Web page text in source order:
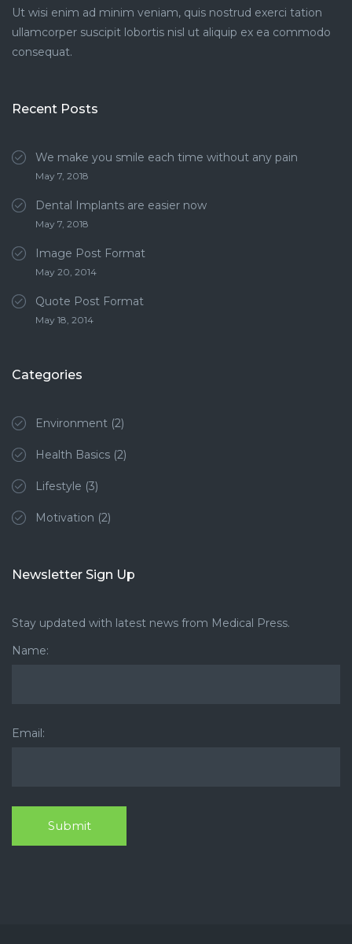
Ut wisi enim ad minim veniam, quis nostrud exerci tation
ullamcorper suscipit lobortis nisl ut aliquip ex ea commodo
consequat.
Recent Posts
We make you smile each time without any pain
May 7, 2018
Dental Implants are easier now
May 7, 2018
Image Post Format
May 20, 2014
Quote Post Format
May 18, 2014
Categories
Environment (2)
Health Basics (2)
Lifestyle (3)
Motivation (2)
Newsletter Sign Up
Stay updated with latest news from Medical Press.
Name:
Email: